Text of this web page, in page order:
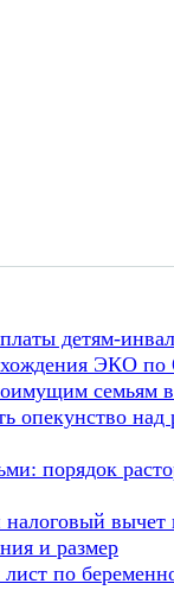
детям-
ЭКО
семьям в
опекунство над
порядок
вычет
и размер
по